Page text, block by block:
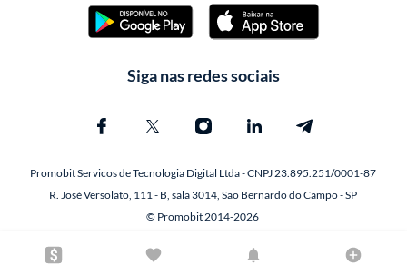
Siga nas redes sociais
Promobit Servicos de Tecnologia Digital Ltda - CNPJ 23.895.251/0001-87
R. José Versolato, 111 - B, sala 3014, São Bernardo do Campo - SP
© Promobit 2014-2026